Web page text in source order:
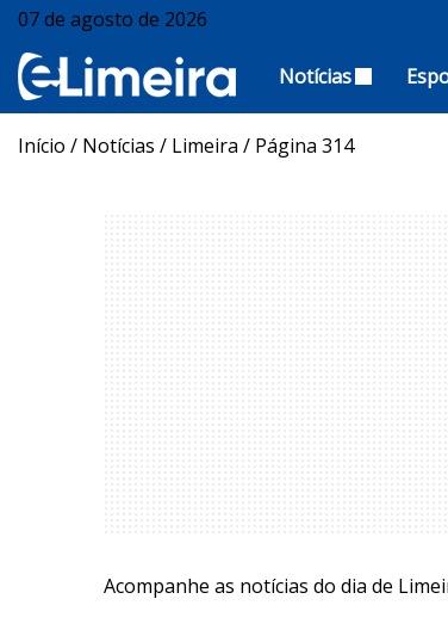
07 de agosto de 2026
Notícias
Início / Notícias / Limeira / Página 314
Acompanhe as notícias do dia de